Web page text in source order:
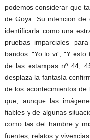
podemos considerar que
de Goya. Su intención de
identificarla como una
pruebas imparciales
bandos. “Yo lo vi”, “Y
de las estampas nº 44,
desplaza la fantasía
de los acontecimientos
que, aunque las
fiables y de algunas
como las del hambre y
fuentes, relatos y